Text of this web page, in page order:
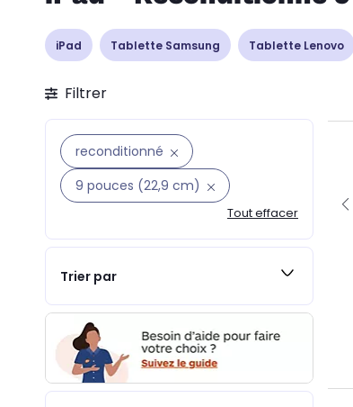
iPad Tablette Samsung Tablette Lenovo
Filtrer
reconditionné
9 pouces (22,9 cm)
Tout effacer
Trier par